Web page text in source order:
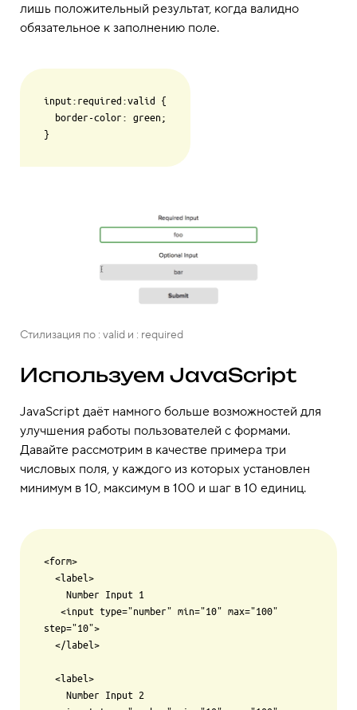
лишь положительный результат, когда валидно
обязательное к заполнению поле.
input:required:valid {
Стилизация по : valid и : required
Используем JavaScript
JavaScript даёт намного больше возможностей для
улучшения работы пользователей с формами.
Давайте рассмотрим в качестве примера три
числовых поля, у каждого из которых установлен
минимум в 10, максимум в 100 и шаг в 10 единиц.
<form>
step="10">